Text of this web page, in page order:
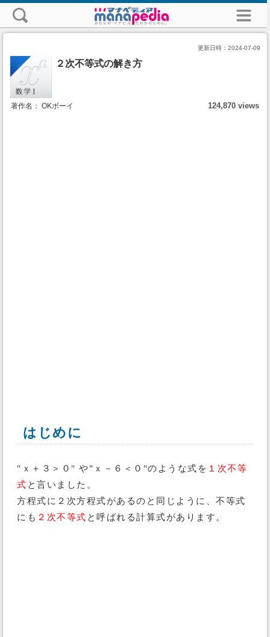
更新日時： 2024-07-09
２次不等式の解き方
著作名： OKボーイ 124,870 views
はじめに
"ｘ＋３＞０" や"ｘ－６＜０"のような式を １次不等
式 と言いました。
方程式に２次方程式があるのと同じように、不等式
にも ２次不等式 と呼ばれる計算式があります。